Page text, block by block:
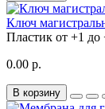
Ключ
Пластик от +1 до
0.00 р.
В корзину